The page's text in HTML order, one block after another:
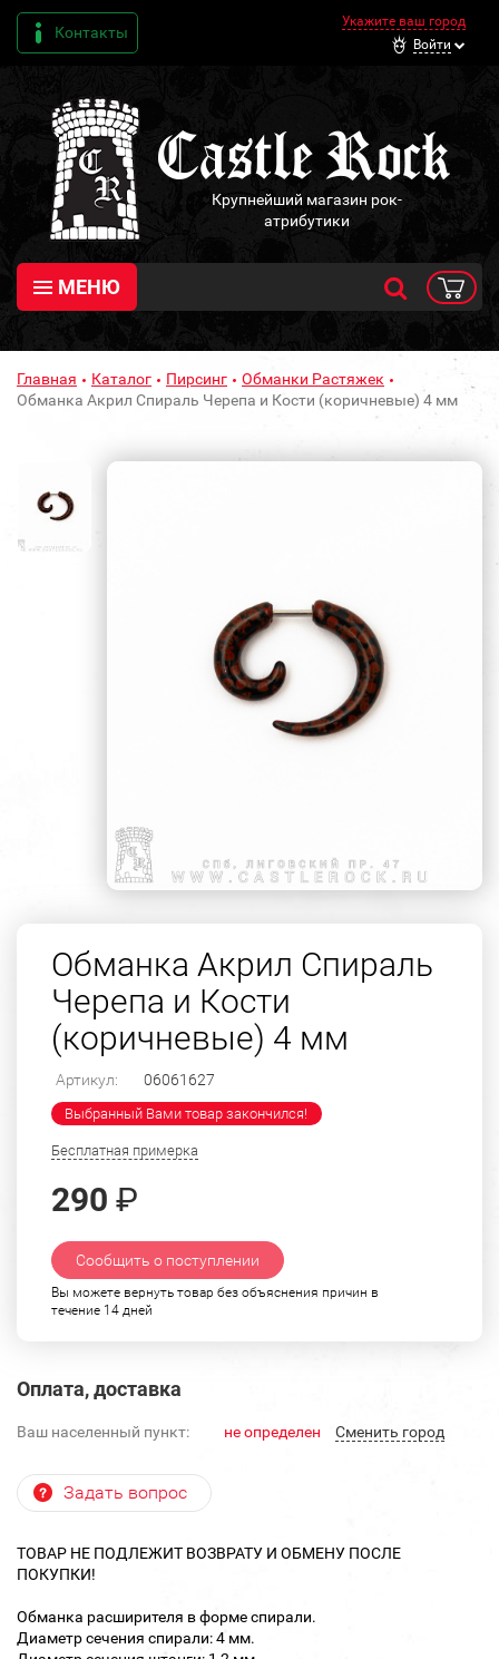
Контакты
Укажите ваш город
Войти
Крупнейший магазин рок-
атрибутики
МЕНЮ
Главная Каталог Пирсинг
Обманки Растяжек
Обманка Акрил Спираль Черепа и Кости (коричневые) 4 мм
Обманка Акрил Спираль
Черепа и Кости
(коричневые) 4 мм
Артикул: 06061627
Выбранный Вами товар закончился!
Бесплатная примерка
290 ₽
Сообщить о поступлении
Вы можете вернуть товар без объяснения причин в
течение 14 дней
Оплата, доставка
Ваш населенный пункт: не определен Cменить город
Задать вопрос
ТОВАР НЕ ПОДЛЕЖИТ ВОЗВРАТУ И ОБМЕНУ ПОСЛЕ
ПОКУПКИ!
Обманка расширителя в форме спирали.
Диаметр сечения спирали: 4 мм.